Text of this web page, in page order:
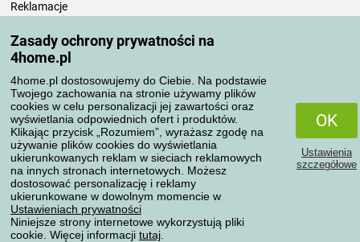
Zasady ochrony prywatności na
4home.pl
4home.pl dostosowujemy do Ciebie. Na podstawie
Twojego zachowania na stronie używamy plików
cookies w celu personalizacji jej zawartości oraz
wyświetlania odpowiednich ofert i produktów.
Klikając przycisk „Rozumiem”, wyrażasz zgodę na
używanie plików cookies do wyświetlania
ukierunkowanych reklam w sieciach reklamowych
na innych stronach internetowych. Możesz
dostosować personalizację i reklamy
ukierunkowane w dowolnym momencie w
Ustawieniach prywatności
Niniejsze strony internetowe wykorzystują pliki
cookie. Więcej informacji tutaj
OK
Ustawienia
szczegółowe
Reklamacje
Zasady przetwarzania recenzji
Sposoby transportu
Metody płatności
Niezawodny sklep